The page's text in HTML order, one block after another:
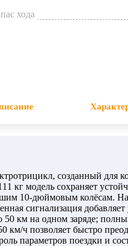
хода
созданный для
модель сохраняет
10‐дюймовым колёсам.
сигнализация
км на одном заряде;
ч позволяет быстро
параметров поездки и